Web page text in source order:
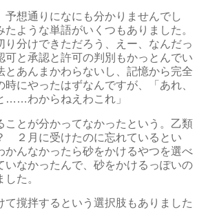
予想通りになにも分かりませんでし
ような単語がいくつもありました。
り分けできただろう、えー、なんだっ
可と承認と許可の判別もかっとんでい
とあんまかわらないし、記憶から完全
にやったはずなんですが、「あれ、
……わからねえわこれ」
ことが分かってなかったという。乙類
２月に受けたのに忘れているとい
かんなかったら砂をかけるやつを選べ
いなかったんで、砂をかけるっぽいの
た。
て撹拌するという選択肢もありました